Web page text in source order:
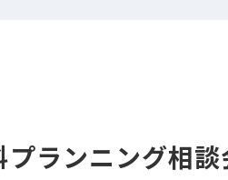
プランニング相